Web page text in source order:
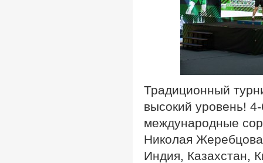
Традиционный
высокий уровень!
международные
Николая
Индия, Казахстан,